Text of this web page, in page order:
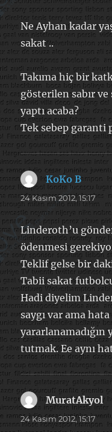
Ne Ayhan kadar
sakat ..
Takıma hiç bir
gösterilen sabır
yaptı acaba?
Tek sebep garanti
KoKo Bdedi
ki:
24 Kasım 2012, 15:17
Linderoth’u
ödenmesi
Teklif gelse bir
Tabii sakat
Hadi diyelim
saygı var ama
yararlanamadığın
tutmak. Ee aynı
MuratAkyol
24 Kasım 2012, 15:17